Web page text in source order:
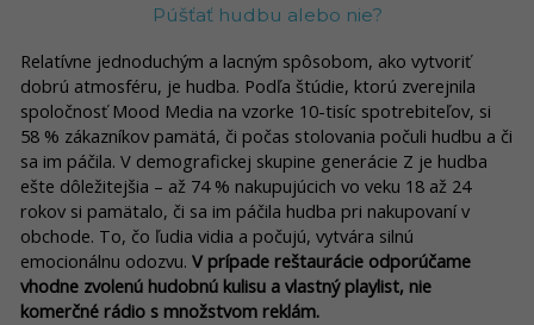
Púšťať hudbu alebo nie?
Relatívne jednoduchým a lacným spôsobom, ako vytvoriť
dobrú atmosféru, je hudba. Podľa štúdie, ktorú zverejnila
spoločnosť Mood Media na vzorke 10-tisíc spotrebiteľov, si
58 % zákazníkov pamätá, či počas stolovania počuli hudbu a či
sa im páčila. V demografickej skupine generácie Z je hudba
ešte dôležitejšia – až 74 % nakupujúcich vo veku 18 až 24
rokov si pamätalo, či sa im páčila hudba pri nakupovaní v
obchode. To, čo ľudia vidia a počujú, vytvára silnú
emocionálnu odozvu. V prípade reštaurácie odporúčame
vhodne zvolenú hudobnú kulisu a vlastný playlist, nie
komerčné rádio s množstvom reklám.